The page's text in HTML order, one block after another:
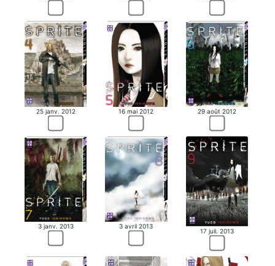
25 janv. 2012 16 mai 2012 29 août 2012
3 janv. 2013 3 avril 2013
17 juil. 2013